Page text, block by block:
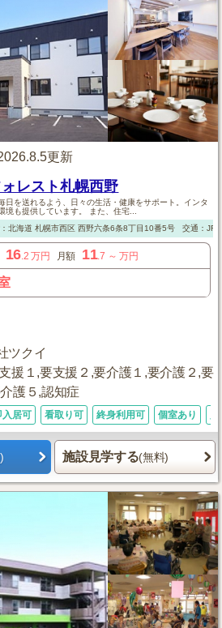
更新
レスト札幌西野
日を送れるよう、日々の生活・健康をサポート。インタ
境も提供しています。 また、住宅...
： 北海道 札幌市西区西野六条6条8丁目10番5号 交通：JR
16.2 万円 月額 11.7 ～万円
ツクイ
援１,要支援２,要介護１,要介護２,要
護５,認知症
入居可 看取り可 終身利用可 個室あり
施設見学する(無料)